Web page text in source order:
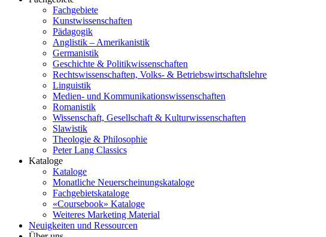
Fachgebiete
Kunstwissenschaften
Pädagogik
Anglistik – Amerikanistik
Germanistik
Geschichte & Politikwissenschaften
Rechtswissenschaften, Volks- & Betriebswirtschaftslehre
Linguistik
Medien- und Kommunikationswissenschaften
Romanistik
Wissenschaft, Gesellschaft & Kulturwissenschaften
Slawistik
Theologie & Philosophie
Peter Lang Classics
Kataloge
Kataloge
Monatliche Neuerscheinungskataloge
Fachgebietskataloge
«Coursebook» Kataloge
Weiteres Marketing Material
Neuigkeiten und Ressourcen